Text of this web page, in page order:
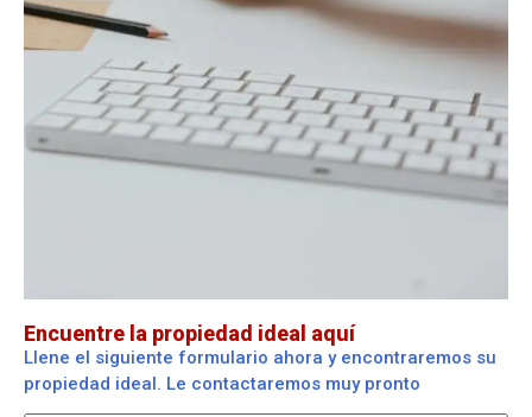
Encuentre la propiedad ideal aquí
Llene el siguiente formulario ahora y encontraremos su
propiedad ideal. Le contactaremos muy pronto